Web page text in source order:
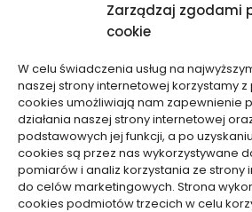
Zarządzaj zgodami
cookie
W celu świadczenia usług na
naszej strony internetowej korzystamy z
cookies umożliwiają nam zapewnienie
działania naszej strony internetowej
podstawowych jej funkcji, a po
cookies są przez nas wykorzystywane
pomiarów i analiz korzystania ze strony
do celów marketingowych. Strona
cookies podmiotów trzecich w celu
Motoryzacja, Transport
Sport, Turystyka
Technologie
Usługi
Zdrowie, Medycyna
Dolącz do nas